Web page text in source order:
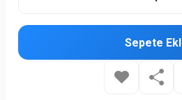
Sepete